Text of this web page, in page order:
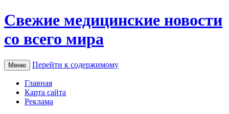
Свежие медицинские новости
со всего мира
Меню Перейти к содержимому
Главная
Карта сайта
Реклама